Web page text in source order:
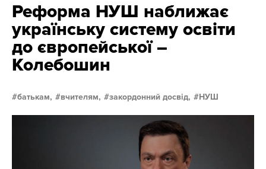
Реформа НУШ наближає
українську систему освіти
до європейської –
Колебошин
батькам, вчителям, закордонний досвід, НУШ